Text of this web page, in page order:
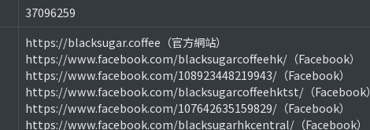
37096259
https://blacksugar.coffee（官方網站）
https://www.facebook.com/blacksugarcoffeehk/（Facebook）
https://www.facebook.com/108923448219943/（Facebook）
https://www.facebook.com/blacksugarcoffeehktst/（Facebook）
https://www.facebook.com/107642635159829/（Facebook）
https://www.facebook.com/blacksugarhkcentral/（Facebook）